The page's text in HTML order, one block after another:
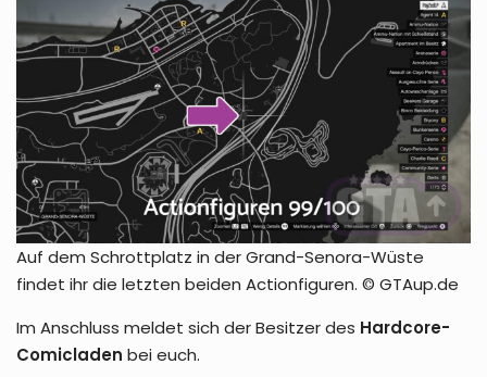
Auf dem Schrottplatz in der Grand-Senora-Wüste
findet ihr die letzten beiden Actionfiguren. © GTAup.de
Im Anschluss meldet sich der Besitzer des Hardcore-
Comicladen bei euch.